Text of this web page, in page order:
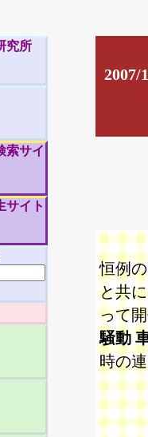
究所
索サイ
サイト
2007/
恒例
と共
って
騒動
時の